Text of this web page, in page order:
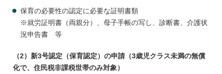
保育の必要性の認定に必要な証明書類
※就労証明書（両親分）、母子手帳の写し、診断書、介護状
況申告書 等
（2）新3号認定（保育認定）の申請（3歳児クラス未満の無償
化で、住民税非課税世帯のみ対象）